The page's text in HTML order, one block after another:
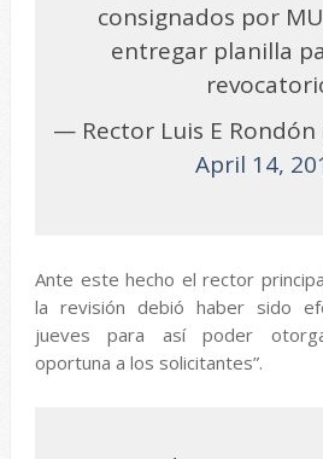
consignados por
entregar planilla
— Rector Luis E Rondón
April 14,
Ante este hecho el rector
la revisión debió haber sido
jueves para así poder
oportuna a los solicitantes”.